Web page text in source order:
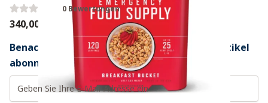
0 Bewertungen
340,00 €
Benachrichtigung bei wieder verfügbarem Artikel
abonnieren